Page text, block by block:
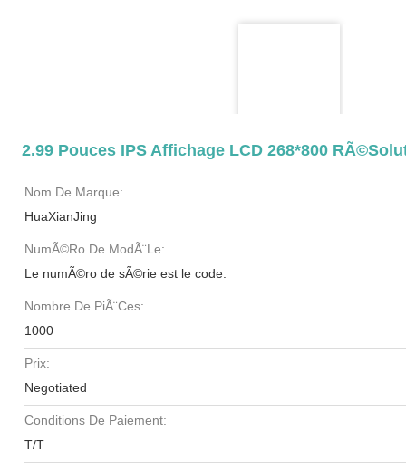
2.99 Pouces IPS Affichage LCD 268*800
Nom De Marque:
HuaXianJing
NumÃ©ro De ModÃ¨le:
Le numÃ©ro de sÃ©rie est le code:
Nombre De PiÃ¨ces:
1000
Prix:
Negotiated
Conditions De Paiement:
T/T